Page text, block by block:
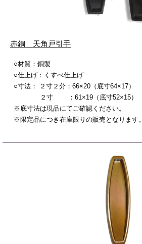
赤銅 天角戸引手
○材質：銅製
○仕上げ：くすべ仕上げ
○寸法： ２寸２分：66×20（底寸64×17）
２寸 ：61×19（底寸52×15）
※底寸法は現品にてご確認ください。
※限定品につき在庫限りの販売となります。